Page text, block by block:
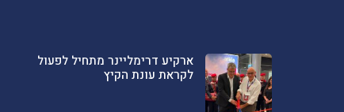
ארקיע דרימליינר מתחיל לפעול
לקראת עונת הקיץ